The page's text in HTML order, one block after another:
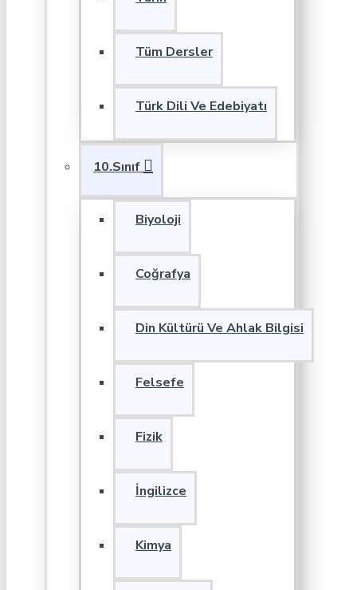
Tüm Dersler
Türk Dili Ve Edebiyatı
10.Sınıf
Biyoloji
Coğrafya
Din Kültürü Ve Ahlak Bilgisi
Felsefe
Fizik
İngilizce
Kimya